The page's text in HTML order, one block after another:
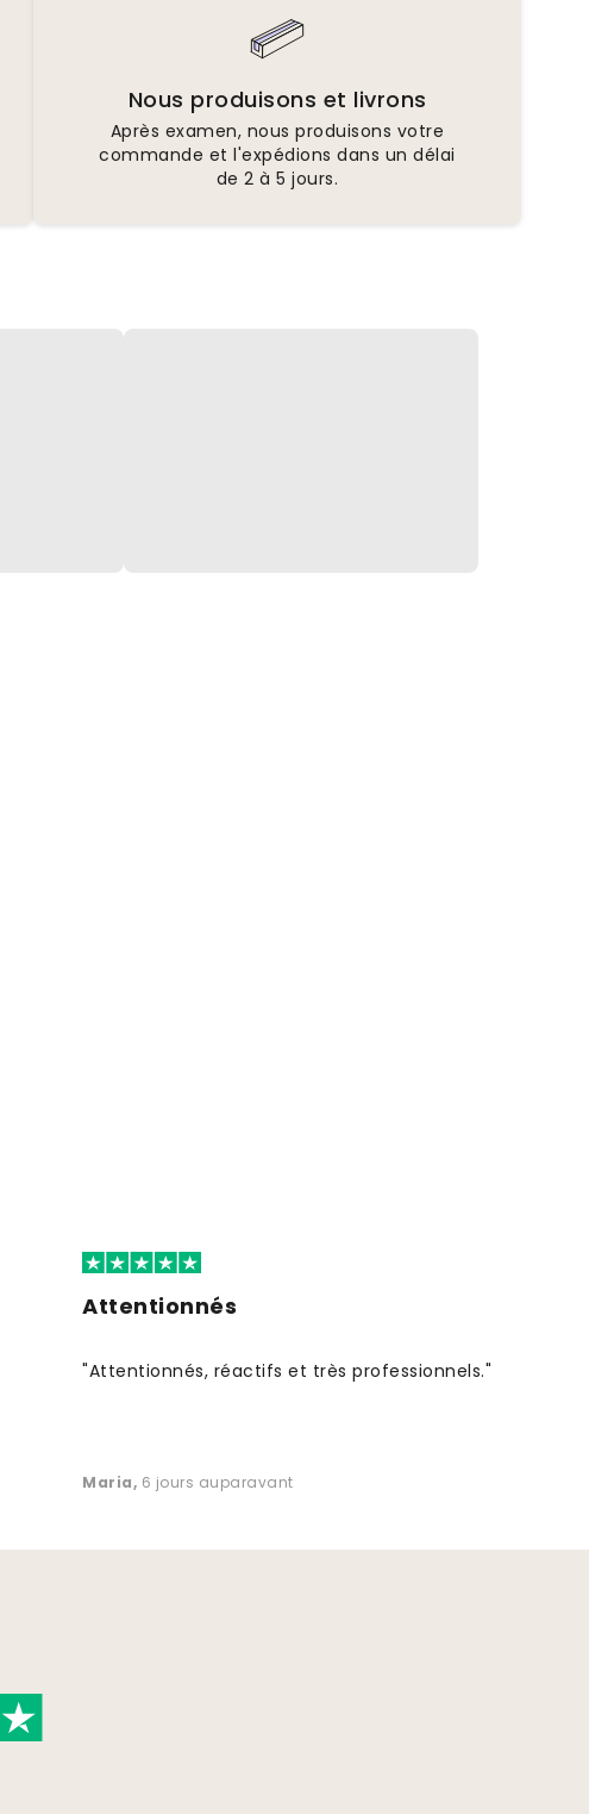
Nous produisons et livrons
Après examen, nous produisons votre
commande et l'expédions dans un délai
de 2 à 5 jours.
Attentionnés
"Attentionnés, réactifs et très professionnels."
Maria, 6 jours auparavant